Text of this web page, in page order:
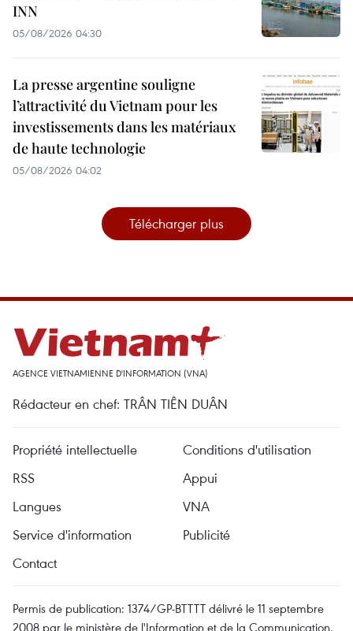
INN
05/08/2026 04:30
La presse argentine souligne
l’attractivité du Vietnam pour les
investissements dans les matériaux
de haute technologie
05/08/2026 04:02
Télécharger plus
AGENCE VIETNAMIENNE D'INFORMATION (VNA)
Rédacteur en chef: TRÂN TIÊN DUÂN
Propriété intellectuelle
Conditions d'utilisation
RSS
Appui
Langues
VNA
Service d'information
Publicité
Contact
Permis de publication: 1374/GP-BTTTT délivré le 11 septembre
2008 par le ministère de l'Information et de la Communication.